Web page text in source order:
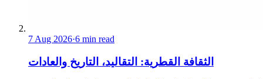
7 Aug 2026·6 min read
الثقافة القطرية: التقاليد، التاريخ والعادات